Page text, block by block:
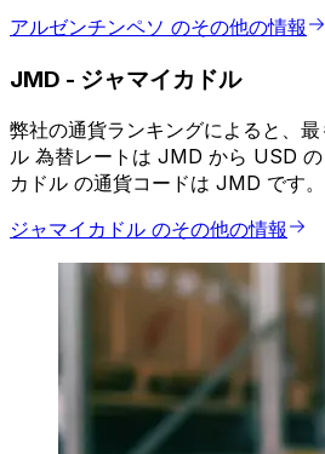
アルゼンチンペソ のその他の情報
JMD - ジャマイカドル
弊社の通貨ランキングによると、
ル 為替レートは JMD から USD
カドル の通貨コードは JMD です
ジャマイカドル のその他の情報